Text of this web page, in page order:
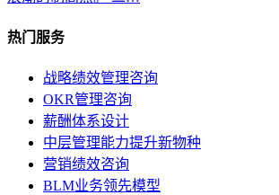
热门服务
战略绩效管理咨询
OKR管理咨询
薪酬体系设计
中层管理能力提升新物种
营销绩效咨询
BLM业务领先模型